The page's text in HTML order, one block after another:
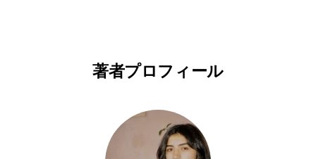
著者プロフィール